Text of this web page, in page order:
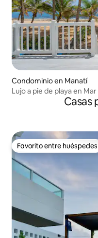
Condominio en Manatí
Lujo a pie de playa en
Casas
Favorito entre huéspedes
Favorito entre huéspedes